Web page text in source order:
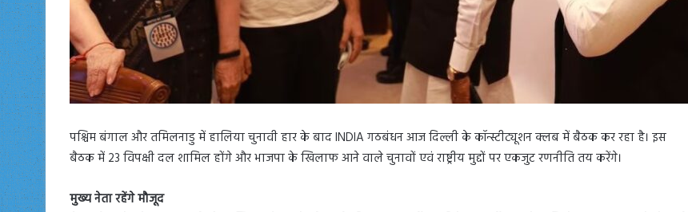
पश्चिम बंगाल और तमिलनाडु में हालिया चुनावी हार के बाद INDIA गठबंधन आज दिल्ली के कॉन्स्टीट्यूशन क्लब में बैठक कर रहा है। इस
बैठक में 23 विपक्षी दल शामिल होंगे और भाजपा के खिलाफ आने वाले चुनावों एवं राष्ट्रीय मुद्दों पर एकजुट रणनीति तय करेंगे।
मुख्य नेता रहेंगे मौजूद